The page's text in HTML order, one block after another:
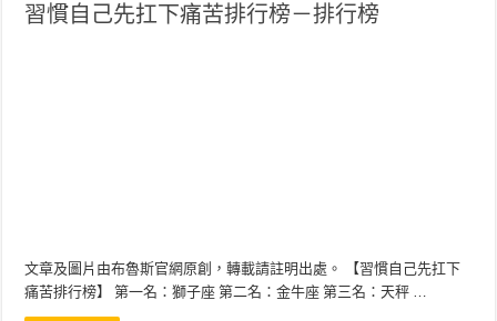
習慣自己先扛下痛苦排行榜－排行榜
文章及圖片由布魯斯官網原創，轉載請註明出處。 【習慣自己先扛下
痛苦排行榜】 第一名：獅子座 第二名：金牛座 第三名：天秤 …